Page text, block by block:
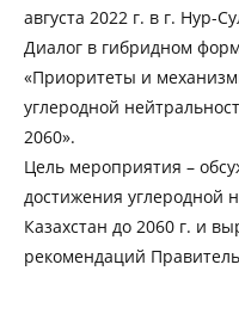
августа 2022 г. в г. Нур-
Диалог в гибридном
«Приоритеты и
углеродной
2060».
Цель мероприятия –
достижения углеродной
Казахстан до 2060 г. и
рекомендаций